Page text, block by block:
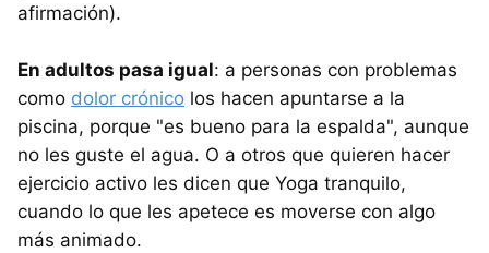
afirmación).
En adultos pasa igual: a personas con problemas
como dolor crónico los hacen apuntarse a la
piscina, porque "es bueno para la espalda", aunque
no les guste el agua. O a otros que quieren hacer
ejercicio activo les dicen que Yoga tranquilo,
cuando lo que les apetece es moverse con algo
más animado.